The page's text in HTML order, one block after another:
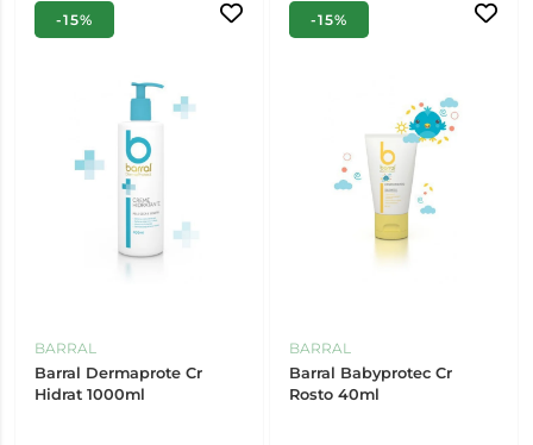
-15%
BARRAL
Barral Dermaprote Cr
Hidrat 1000ml
-15%
BARRAL
Barral Babyprotec Cr
Rosto 40ml